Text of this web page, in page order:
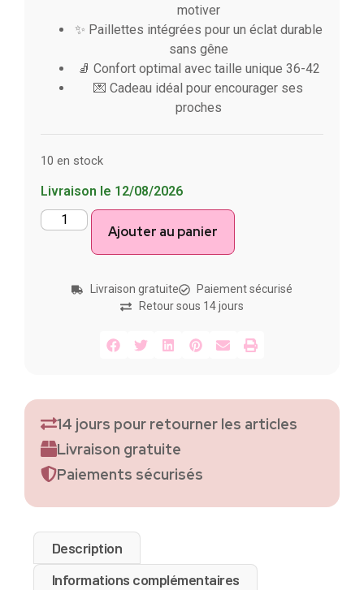
motiver
✨ Paillettes intégrées pour un éclat durable
sans gêne
🧦 Confort optimal avec taille unique 36-42
💌 Cadeau idéal pour encourager ses
proches
10 en stock
Livraison le 12/08/2026
Ajouter au panier
Livraison gratuite
Paiement sécurisé
Retour sous 14 jours
14 jours pour retourner les articles
Livraison gratuite
Paiements sécurisés
Description
Informations complémentaires